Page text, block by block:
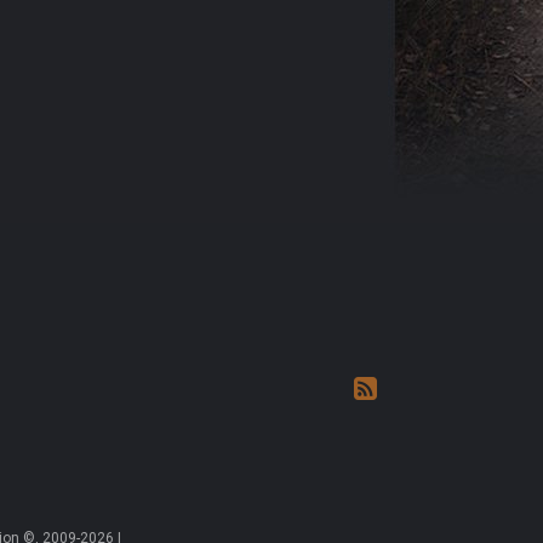
©, 2009-2026 |